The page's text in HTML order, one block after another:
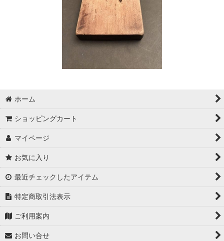
ホーム
ショッピングカート
マイページ
お気に入り
最近チェックしたアイテム
特定商取引法表示
ご利用案内
お問い合せ